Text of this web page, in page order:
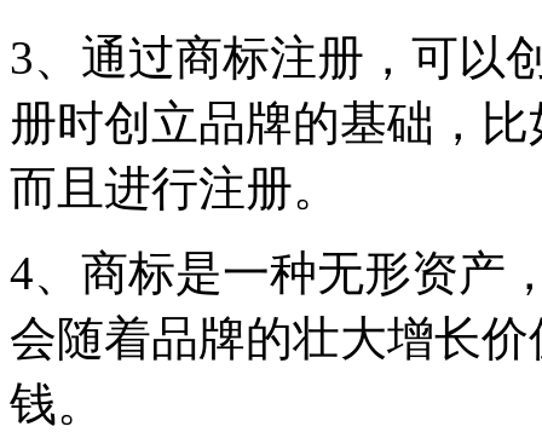
3、通过商标注册，可
册时创立品牌的基础，
而且进行注册。
4、商标是一种无形资
会随着品牌的壮大增长
钱。